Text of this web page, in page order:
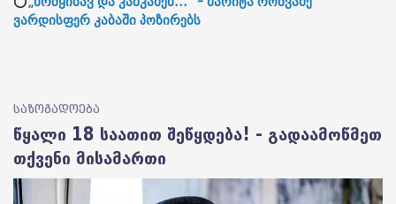
ვარდისფერ კაბაში პოზირებს
საზოგადოება
წყალი 18 საათით შეწყდება! - გადაამოწმეთ
თქვენი მისამართი